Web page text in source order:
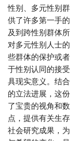
性别、多元性别
供了许多第一手
及到跨性别群体
对多元性别人士
些群体的保护或
于性别认同的接
具现实意义。结
的立法进展，这
了宝贵的视角和
点，提供有关生
社会研究成果，